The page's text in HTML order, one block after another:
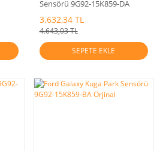
Sensörü 9G92-15K859-DA
3.632,34 TL
4.643,03 TL
SEPETE EKLE